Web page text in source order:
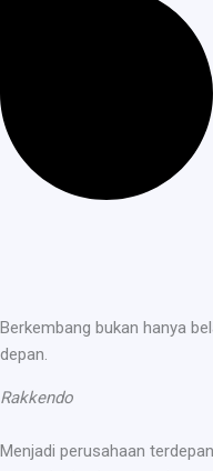
Berkembang bukan hanya
depan.
Rakkendo
Menjadi perusahaan